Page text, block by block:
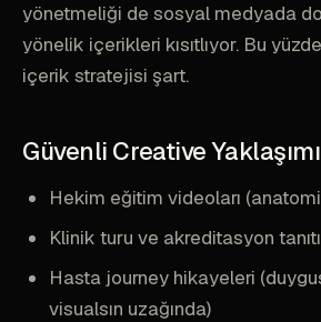
yönetmeliği de sosyal medyada
yönelik içerikleri kısıtlıyor. Bu
içerik stratejisi şart.
Güvenli Creative Yaklaşımı
Hekim eğitim videoları
Klinik turu ve akreditasyon
Hasta journey hikayeleri
visualsın uzağında)